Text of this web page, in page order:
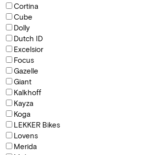
Cortina
Cube
Dolly
Dutch ID
Excelsior
Focus
Gazelle
Giant
Kalkhoff
Kayza
Koga
LEKKER Bikes
Lovens
Merida